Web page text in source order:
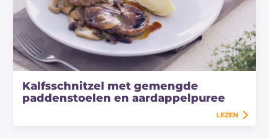
Kalfsschnitzel met gemengde
paddenstoelen en aardappelpuree
LEZEN